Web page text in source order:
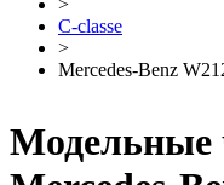
>
С-classe
>
Mercedes-Benz
Модельные